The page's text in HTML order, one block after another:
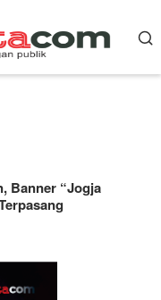
Banner “Jogja